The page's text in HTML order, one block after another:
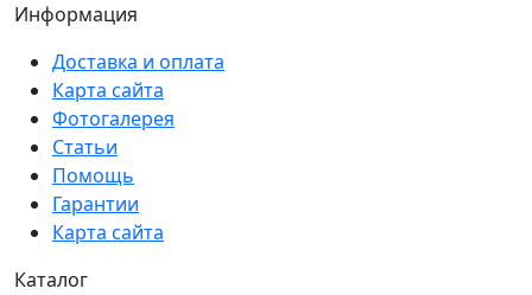
Информация
Доставка и оплата
Карта сайта
Фотогалерея
Статьи
Помощь
Гарантии
Карта сайта
Каталог